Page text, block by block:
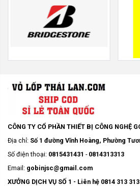
CÔNG TY CỔ PHẦN THIẾT BỊ CÔNG NGHỆ
Địa chỉ: Số 1 đường Vĩnh Hoàng, Phường
Số điện thoại: 0815431431 - 0814313313
Email: gobinjsc@gmail.com
XƯỞNG DỊCH VỤ SỐ 1 - Liên hệ 0814 313 313